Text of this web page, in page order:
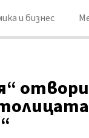
и бизнес